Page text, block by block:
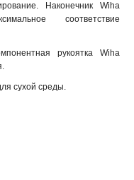
Наконечник Wiha
соответствие
рукоятка Wiha
сухой среды.